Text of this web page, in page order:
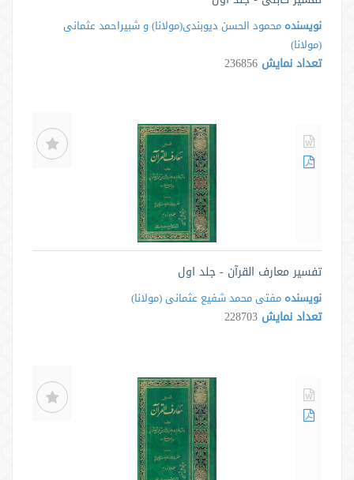
نویسنده محمود الحسن دیوبندی(مولانا) و شبیراحمد عثمانی
(مولانا)
تعداد نمایش 236856
تفسیر معارف القرآن - جلد اول
نویسنده مفتی محمد شفیع عثمانی (مولانا)
تعداد نمایش 228703